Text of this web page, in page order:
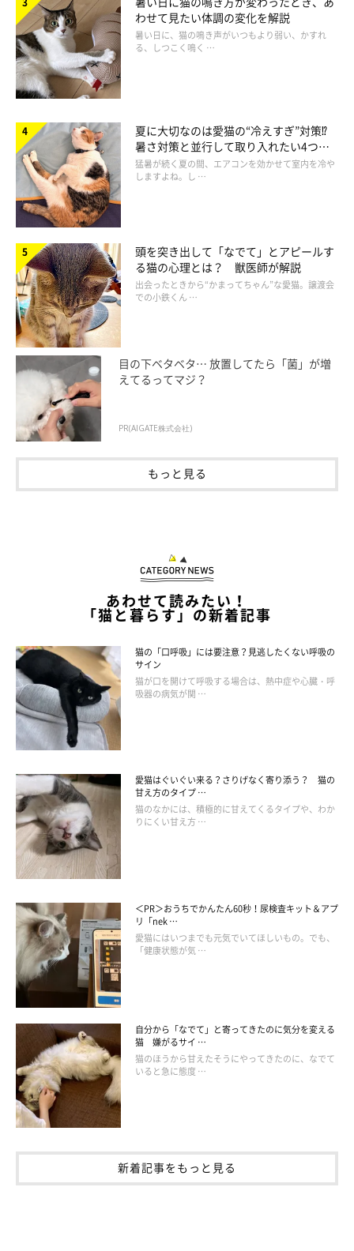
まいにちのいぬ・ねこのきもちアプリ
2ヶ月前から目を開けにくそうにしていた
猫が目を開けにくそうに細めることや、ショボショボさせること
が増えたときには、目が腫れている、あるいは痛みやまぶしさを
感じている可能性が高いです。2ヶ月前から目を開けにくそうに
していたある猫は、涙が大量に出ていたことから両目ともに結膜
炎と診断され、点眼薬による治療を開始。その後、結膜炎の症状
は改善されました。
重度の結膜炎で涙が止まらなくなった
結膜や角膜に炎症が起こると、目を守ろうとして片方の目あるい
は両方の目から涙があふれ出すことがあります。重度の結膜炎を
発症した猫のケースでは、左目から涙が止まらなくなり目を開け
にくくなってしまったため、目薬に加え注射による全身療法を行
いました。その結果、4日後には症状が回復したのだそうです。
目ヤニと涙が出続けて目のフチが充血した
炎症や出血が見られ目が充血しているときには、周囲の皮膚が赤
くなったり白目全体に血管が浮き出たり、目の一部が赤くなりが
が出続けて目のフチが充血してしまいましたが、点眼薬による治
療を行ったことで症状が改善されました。
わせて見たい体調の変化を解説
暑い日に、猫の鳴き声がいつもより弱い、かすれ
る、しつこく鳴く …
夏に大切なのは愛猫の“冷えすぎ”対策⁉
暑さ対策と並行して取り入れたい4つの
工夫
猛暑が続く夏の間、エアコンを効かせて室内を冷や
しますよね。し …
頭を突き出して「なでて」とアピールす
る猫の心理とは？ 獣医師が解説
出会ったときから“かまってちゃん”な愛猫。譲渡会
での小鉄くん …
目の下ベタベタ… 放置してたら「菌」が増
えてるってマジ？
PR(AIGATE株式会社)
もっと見る
あわせて読みたい！
「猫と暮らす」の新着記事
猫の「口呼吸」には要注意？見逃したくない呼吸の
サイン
猫が口を開けて呼吸する場合は、熱中症や心臓・呼
吸器の病気が関 …
愛猫はぐいぐい来る？さりげなく寄り添う？ 猫の
甘え方のタイプ …
猫のなかには、積極的に甘えてくるタイプや、わか
りにくい甘え方 …
＜PR＞おうちでかんたん60秒！尿検査キット＆アプ
リ「nek …
愛猫にはいつまでも元気でいてほしいもの。でも、
「健康状態が気 …
自分から「なでて」と寄ってきたのに気分を変える
猫 嫌がるサイ …
猫のほうから甘えたそうにやってきたのに、なでて
いると急に態度 …
新着記事をもっと見る